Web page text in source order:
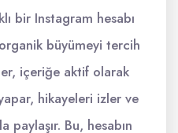
bir Instagram hesabı
büyümeyi tercih
içeriğe aktif olarak
hikayeleri izler ve
paylaşır. Bu, hesabın